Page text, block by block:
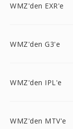
WMZ'den EXR'e
WMZ'den G3'e
WMZ'den IPL'e
WMZ'den MTV'e